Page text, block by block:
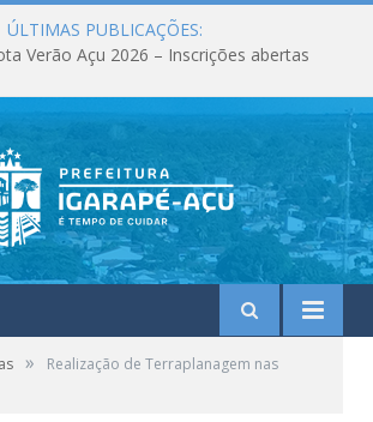
ÚLTIMAS PUBLICAÇÕES:
Verão Açu 2026 – Inscrições abertas
»
Realização de Terraplanagem nas